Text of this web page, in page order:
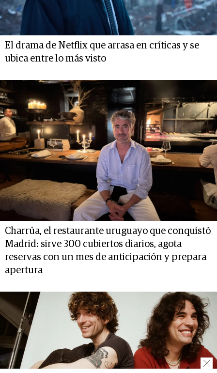
El drama de Netflix que arrasa en críticas y se
ubica entre lo más visto
Charrúa, el restaurante uruguayo que conquistó
Madrid: sirve 300 cubiertos diarios, agota
reservas con un mes de anticipación y prepara
apertura